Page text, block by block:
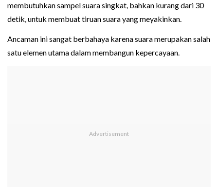
membutuhkan sampel suara singkat, bahkan kurang dari 30
detik, untuk membuat tiruan suara yang meyakinkan.
Ancaman ini sangat berbahaya karena suara merupakan salah
satu elemen utama dalam membangun kepercayaan.